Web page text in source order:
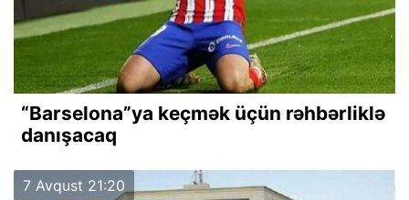
“Barselona”ya keçmək üçün rəhbərliklə
danışacaq
7 Avqust 21:20